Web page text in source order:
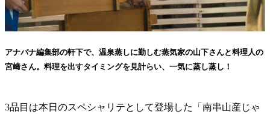
アナバナ編集部の軒下で、温泉蒸しに勤しむ蒸気家の山下さんと料理人の
宮﨑さん。料理を出すタイミングを見計らい、一気に蒸し蒸し！
3品目は本日のスペシャリテとして登場した「南串山産じゃ